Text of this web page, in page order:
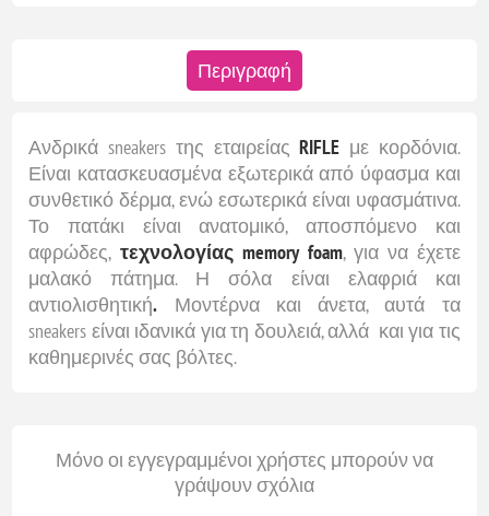
Περιγραφή
Ανδρικά sneakers της εταιρείαςRIFLE με κορδόνια.
Είναι κατασκευασμένα εξωτερικά από ύφασμα και
συνθετικό δέρμα, ενώ εσωτερικά είναι υφασμάτινα.
Το πατάκι είναι ανατομικό, αποσπόμενο και
αφρώδες, τεχνολογίας memory foam, για να έχετε
μαλακό πάτημα. Η σόλα είναι ελαφριά και
αντιολισθητική. Μοντέρνα και άνετα, αυτά τα
sneakers είναι ιδανικά για τη δουλειά, αλλά και για τις
καθημερινές σας βόλτες.
Μόνο οι εγγεγραμμένοι χρήστες μπορούν να
γράψουν σχόλια